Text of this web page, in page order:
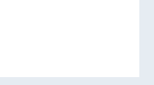
dell’apertura della Settimana della